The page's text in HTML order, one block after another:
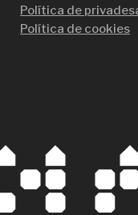
Política de
Política de cookies